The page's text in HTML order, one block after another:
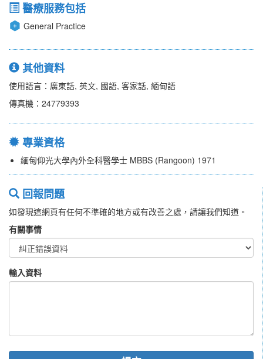
醫療服務包括
General Practice
其他資料
使用語言：廣東話, 英文, 國語, 客家話, 緬甸語
傳真機：24779393
專業資格
緬甸仰光大學內外全科醫學士 MBBS (Rangoon) 1971
回報問題
如發現這網頁有任何不準確的地方或有改善之處，請讓我們知道。
有關事情
輸入資料